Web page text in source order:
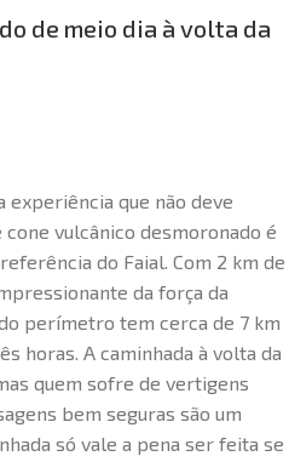
de meio dia à volta da
experiência que não deve
vulcânico desmoronado é
do Faial. Com 2 km de
da força da
perímetro tem cerca de 7 km
horas. A caminhada à volta da
quem sofre de vertigens
bem seguras são um
só vale a pena ser feita se